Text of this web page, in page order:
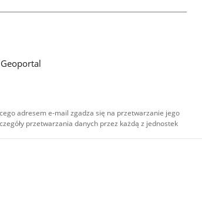
Geoportal
adresem e-mail zgadza się na przetwarzanie jego
przetwarzania danych przez każdą z jednostek